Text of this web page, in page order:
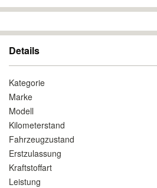
Details
Kategorie
Marke
Modell
Kilometerstand
Fahrzeugzustand
Erstzulassung
Kraftstoffart
Leistung